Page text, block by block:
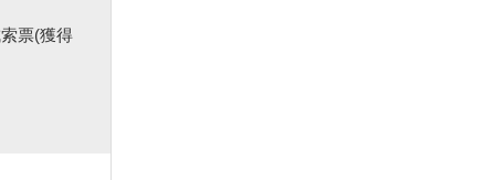
票(獲得